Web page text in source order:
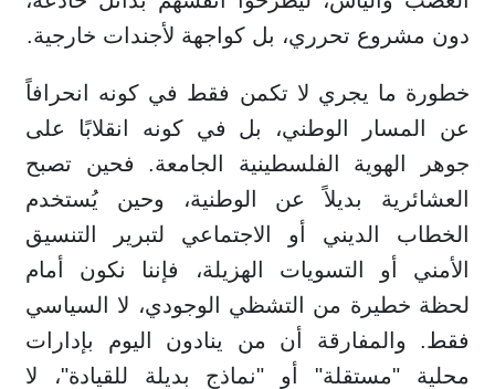
دون مشروع تحرري، بل كواجهة لأجندات خارجية.
خطورة ما يجري لا تكمن فقط في كونه انحرافاً
عن المسار الوطني، بل في كونه انقلابًا على
جوهر الهوية الفلسطينية الجامعة. فحين تصبح
العشائرية بديلاً عن الوطنية، وحين يُستخدم
الخطاب الديني أو الاجتماعي لتبرير التنسيق
الأمني أو التسويات الهزيلة، فإننا نكون أمام
لحظة خطيرة من التشظي الوجودي، لا السياسي
فقط. والمفارقة أن من ينادون اليوم بإدارات
محلية "مستقلة" أو "نماذج بديلة للقيادة"، لا